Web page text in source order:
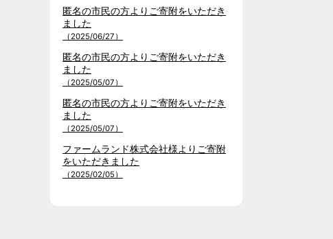
匿名の市民の方よりご寄附をいただき
ました
（2025/06/27）
匿名の市民の方よりご寄附をいただき
ました
（2025/05/07）
匿名の市民の方よりご寄附をいただき
ました
（2025/05/07）
ファームランド株式会社様よりご寄附
をいただきました
（2025/02/05）